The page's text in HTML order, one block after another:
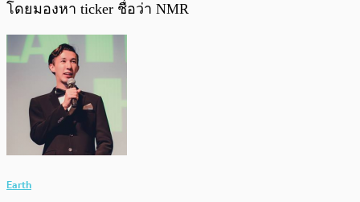
โดยมองหา ticker ชื่อว่า NMR
Earth